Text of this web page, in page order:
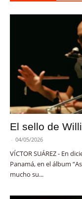
El sello de
- 04/05/2026
VÍCTOR SUÁREZ - En
Panamá, en el álbum
mucho su...